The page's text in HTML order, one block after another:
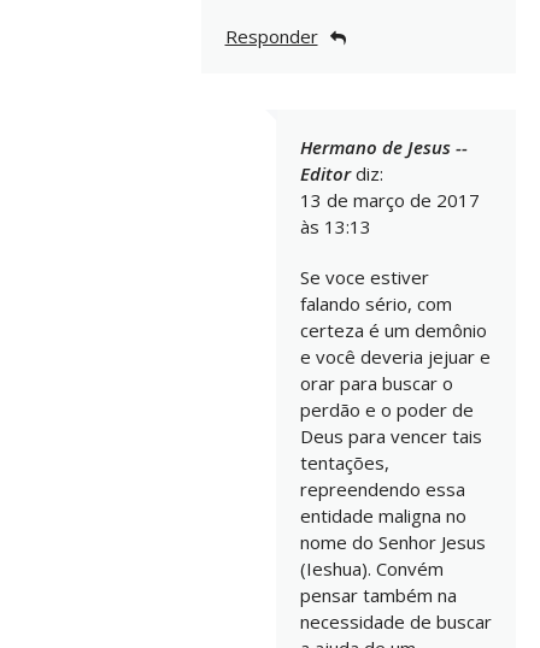
Responder
Hermano de Jesus --
Editor diz:
13 de março de 2017
às 13:13
Se voce estiver
falando sério, com
certeza é um demônio
e você deveria jejuar e
orar para buscar o
perdão e o poder de
Deus para vencer tais
tentações,
repreendendo essa
entidade maligna no
nome do Senhor Jesus
(Ieshua). Convém
pensar também na
necessidade de buscar